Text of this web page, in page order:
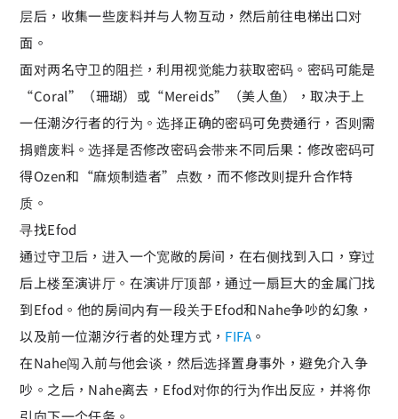
层后，收集一些废料并与人物互动，然后前往电梯出口对
面。
面对两名守卫的阻拦，利用视觉能力获取密码。密码可能是
“Coral”（珊瑚）或“Mereids”（美人鱼），取决于上
一任潮汐行者的行为。选择正确的密码可免费通行，否则需
捐赠废料。选择是否修改密码会带来不同后果：修改密码可
得Ozen和“麻烦制造者”点数，而不修改则提升合作特
质。
寻找Efod
通过守卫后，进入一个宽敞的房间，在右侧找到入口，穿过
后上楼至演讲厅。在演讲厅顶部，通过一扇巨大的金属门找
到Efod。他的房间内有一段关于Efod和Nahe争吵的幻象，
以及前一位潮汐行者的处理方式， FIFA 。
在Nahe闯入前与他会谈，然后选择置身事外，避免介入争
吵。之后，Nahe离去，Efod对你的行为作出反应，并将你